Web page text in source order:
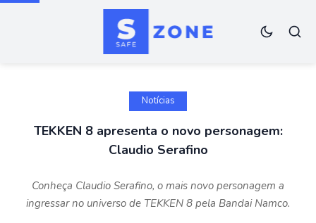
Notícias
TEKKEN 8 apresenta o novo personagem:
Claudio Serafino
Conheça Claudio Serafino, o mais novo personagem a
ingressar no universo de TEKKEN 8 pela Bandai Namco.